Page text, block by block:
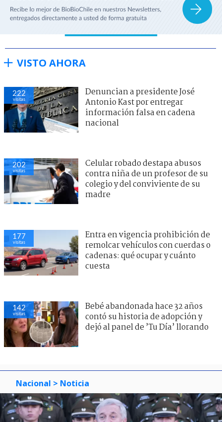
VISTO AHORA
222
visitas
Denuncian a presidente José
Antonio Kast por entregar
información falsa en cadena
nacional
202
visitas
Celular robado destapa abusos
contra niña de un profesor de su
colegio y del conviviente de su
madre
177
visitas
Entra en vigencia prohibición de
remolcar vehículos con cuerdas o
cadenas: qué ocupar y cuánto
cuesta
142
visitas
Bebé abandonada hace 32 años
contó su historia de adopción y
dejó al panel de ’Tu Día’ llorando
Nacional > Noticia